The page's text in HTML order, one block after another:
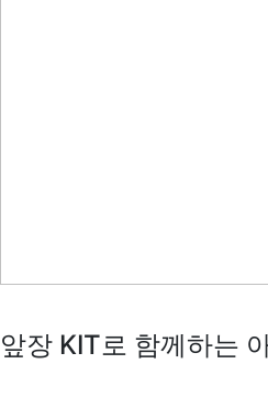
앞장 KIT로 함께하는